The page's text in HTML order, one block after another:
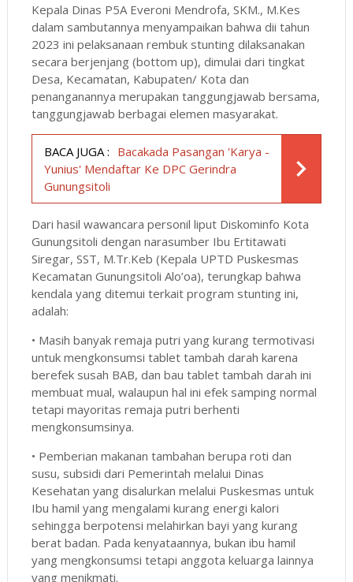
Kepala Dinas P5A Everoni Mendrofa, SKM., M.Kes
dalam sambutannya menyampaikan bahwa dii tahun
2023 ini pelaksanaan rembuk stunting dilaksanakan
secara berjenjang (bottom up), dimulai dari tingkat
Desa, Kecamatan, Kabupaten/ Kota dan
penanganannya merupakan tanggungjawab bersama,
tanggungjawab berbagai elemen masyarakat.
BACA JUGA : Bacakada Pasangan 'Karya -
Yunius' Mendaftar Ke DPC Gerindra
Gunungsitoli
Dari hasil wawancara personil liput Diskominfo Kota
Gunungsitoli dengan narasumber Ibu Ertitawati
Siregar, SST, M.Tr.Keb (Kepala UPTD Puskesmas
Kecamatan Gunungsitoli Alo’oa), terungkap bahwa
kendala yang ditemui terkait program stunting ini,
adalah:
• Masih banyak remaja putri yang kurang termotivasi
untuk mengkonsumsi tablet tambah darah karena
berefek susah BAB, dan bau tablet tambah darah ini
membuat mual, walaupun hal ini efek samping normal
tetapi mayoritas remaja putri berhenti
mengkonsumsinya.
• Pemberian makanan tambahan berupa roti dan
susu, subsidi dari Pemerintah melalui Dinas
Kesehatan yang disalurkan melalui Puskesmas untuk
Ibu hamil yang mengalami kurang energi kalori
sehingga berpotensi melahirkan bayi yang kurang
berat badan. Pada kenyataannya, bukan ibu hamil
yang mengkonsumsi tetapi anggota keluarga lainnya
yang menikmati.